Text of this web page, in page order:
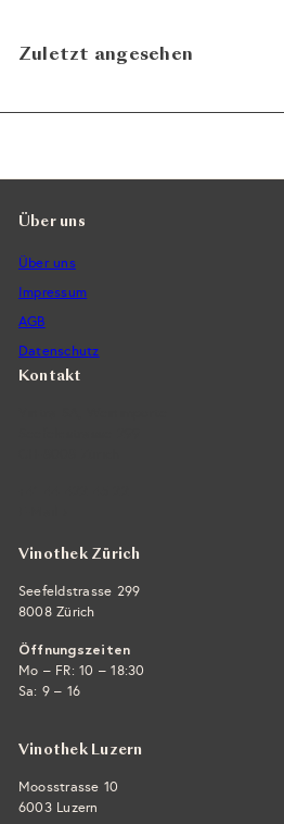
Zuletzt angesehen
Über uns
Über uns
Impressum
AGB
Datenschutz
Kontakt
Vinothek Zürich
Seefeldstrasse 299
8008 Zürich
Öffnungszeiten
Mo – FR: 10 – 18:30
Sa: 9 – 16
Vinothek Luzern
Moosstrasse 10
6003 Luzern